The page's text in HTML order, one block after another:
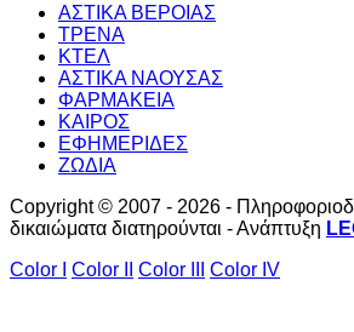
ΑΣΤΙΚΑ ΒΕΡΟΙΑΣ
ΤΡΕΝΑ
ΚΤΕΛ
ΑΣΤΙΚΑ ΝΑΟΥΣΑΣ
ΦΑΡΜΑΚΕΙΑ
ΚΑΙΡΟΣ
ΕΦΗΜΕΡΙΔΕΣ
ΖΩΔΙΑ
Copyright © 2007 - 2026 -
δικαιώματα διατηρούνται - Ανάπτυξη
Color I
Color II Color III Color IV